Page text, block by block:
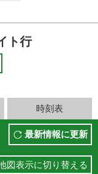
ト行
時刻表
最新情報に更新
図表示に切り替える